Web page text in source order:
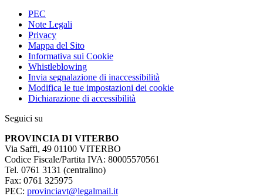
PEC
Note Legali
Privacy
Mappa del Sito
Informativa sui Cookie
Whistleblowing
Invia segnalazione di inaccessibilità
Modifica le tue impostazioni dei cookie
Dichiarazione di accessibilità
Seguici su
PROVINCIA DI VITERBO
Via Saffi, 49 01100 VITERBO
Codice Fiscale/Partita IVA: 80005570561
Tel. 0761 3131 (centralino)
Fax: 0761 325975
PEC: provinciavt@legalmail.it